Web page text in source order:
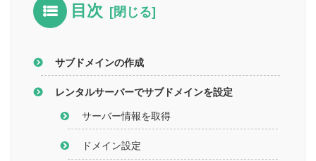
目次
サブドメインの作成
レンタルサーバーでサブドメインを設定
サーバー情報を取得
ドメイン設定